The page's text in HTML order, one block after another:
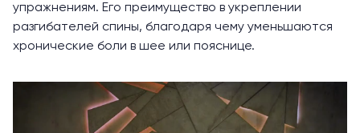
упражнениям. Его преимущество в укреплении
разгибателей спины, благодаря чему уменьшаются
хронические боли в шее или пояснице.